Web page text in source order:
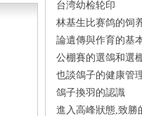
台湾幼检轮印
林基生比赛鸽的饲
論遺傳與作育的基
公棚賽的選鴿和選
也談鴿子的健康管
鴿子換羽的認識
進入高峰狀態,致勝